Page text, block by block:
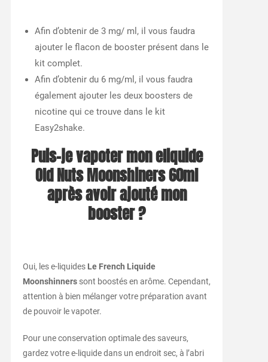
Afin d’obtenir de 3 mg/ ml, il vous faudra
ajouter le flacon de booster présent dans le
kit complet.
Afin d’obtenir du 6 mg/ml, il vous faudra
également ajouter les deux boosters de
nicotine qui ce trouve dans le kit
Easy2shake.
Puis-je vapoter moneliquide
Old Nuts Moonshiners 60ml
après avoir ajouté mon
booster ?
Oui, les e-liquides Le French Liquide
Moonshinnerssont boostés en arôme. Cependant,
attention à bien mélanger votre préparation avant
de pouvoir le vapoter.
Pour une conservation optimale des saveurs,
gardez votre e-liquide dans un endroit sec, à l’abri